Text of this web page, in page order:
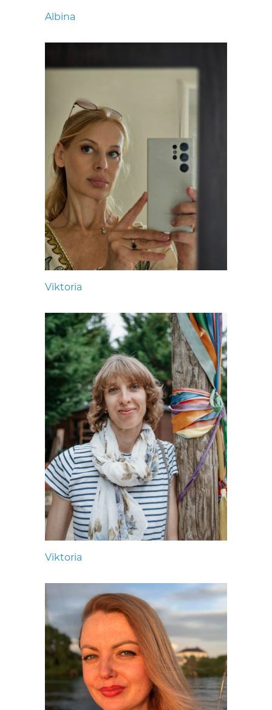
Albina
Viktoria
Viktoria